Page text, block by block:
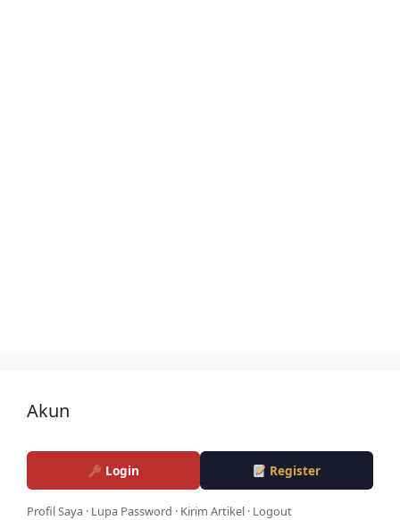
Akun
Login Register
Profil Saya · Lupa Password · Kirim Artikel · Logout